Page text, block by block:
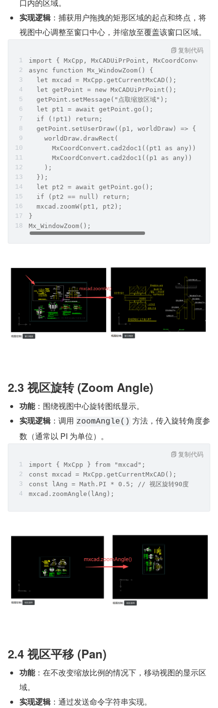
口内的区域。
实现逻辑：捕获用户拖拽的矩形区域的起点和终点，将
视图中心调整至窗口中心，并缩放至覆盖该窗口区域。
import { MxCpp, MxCADUiPrPoint, MxCoordConvert
async function Mx_WindowZoom() {
  let mxcad = MxCpp.getCurrentMxCAD();
  let getPoint = new MxCADUiPrPoint();
  getPoint.setMessage("点取缩放区域");
  let pt1 = await getPoint.go();
  if (!pt1) return;
  getPoint.setUserDraw((p1, worldDraw) => {
    worldDraw.drawRect(
      MxCoordConvert.cad2doc1((pt1 as any)),
      MxCoordConvert.cad2doc1((p1 as any))
    );
  });
  let pt2 = await getPoint.go();
  if (pt2 == null) return;
  mxcad.zoomW(pt1, pt2);
}
Mx_WindowZoom();
复制代码
2.3 视区旋转 (Zoom Angle)
功能：围绕视图中心旋转图纸显示。
实现逻辑：调用 zoomAngle() 方法，传入旋转角度参
数（通常以 PI 为单位）。
import { MxCpp } from "mxcad";
const mxcad = MxCpp.getCurrentMxCAD();
const lAng = Math.PI * 0.5; // 视区旋转90度
mxcad.zoomAngle(lAng);
复制代码
2.4 视区平移 (Pan)
功能：在不改变缩放比例的情况下，移动视图的显示区
域。
实现逻辑：通过发送命令字符串实现。